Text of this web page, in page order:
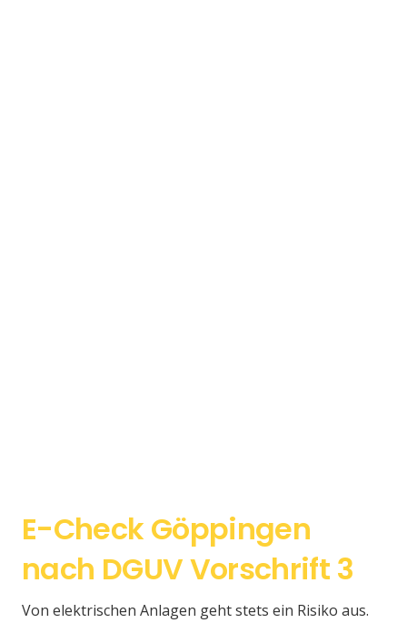
E-Check Göppingen
nach DGUV Vorschrift 3
Von elektrischen Anlagen geht stets ein Risiko aus.